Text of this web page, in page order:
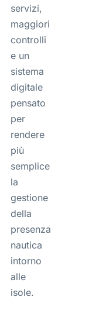
servizi,
maggiori
controlli
e un
sistema
digitale
pensato
per
rendere
più
semplice
la
gestione
della
presenza
nautica
intorno
alle
isole.